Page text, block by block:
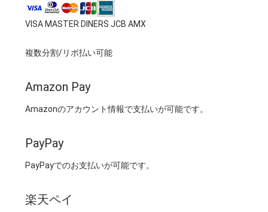
VISA MASTER DINERS JCB AMX
複数分割/リボ払い可能
Amazon Pay
Amazonのアカウント情報で支払いが可能です。
PayPay
PayPayでのお支払いが可能です。
楽天ペイ